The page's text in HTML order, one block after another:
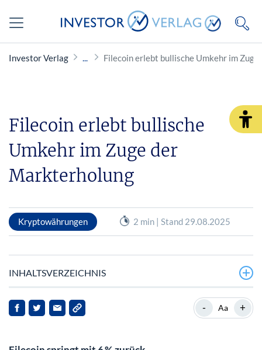
Investor Verlag Filecoin erlebt bullische Umkehr im
Filecoin erlebt bullische
Umkehr im Zuge der
Markterholung
Kryptowährungen 2 min | Stand 29.08.2025
INHALTSVERZEICHNIS
- Aa +